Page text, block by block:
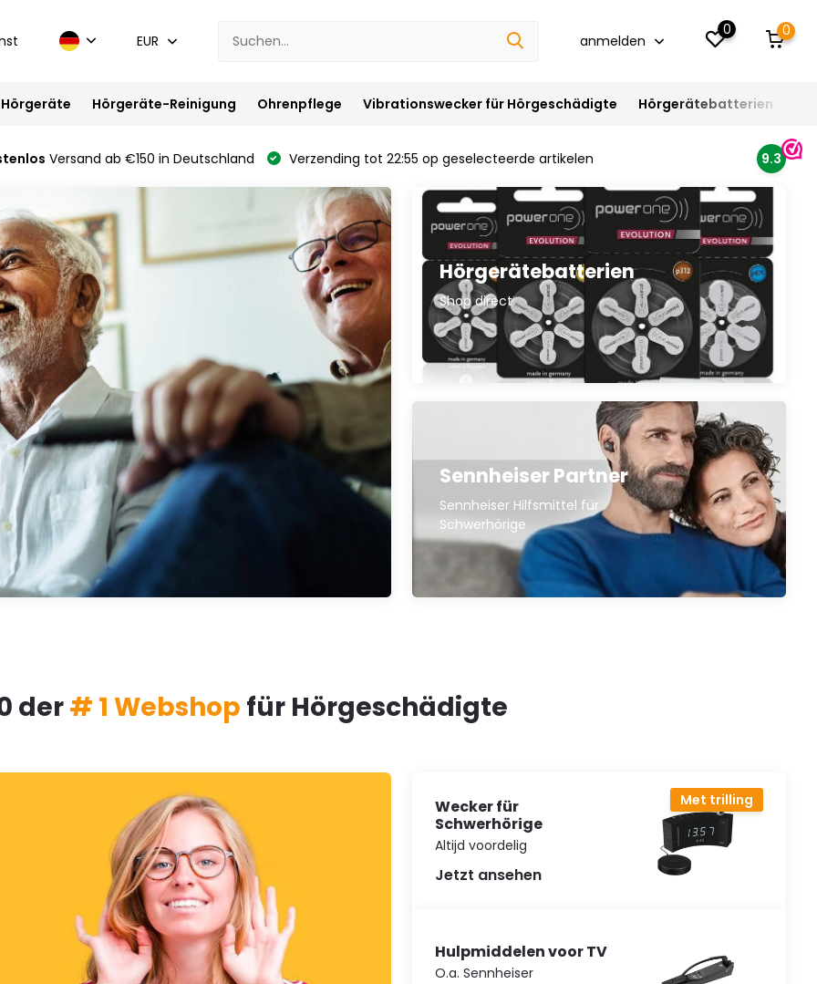
EUR anmelden
0 0
Hörgeräte-Reinigung Ohrenpflege Vibrationswecker für Hörgeschädigte Hörgerätebatterien
Versand ab €150 in Deutschland Verzending tot 22:55 op geselecteerde artikelen 9.3
Hörgerätebatterien
Shop direct
Sennheiser Partner
Sennheiser Hilfsmittel für
Schwerhörige
der# 1 Webshop für Hörgeschädigte
Wecker für
Schwerhörige
Altijd voordelig
Jetzt ansehen
Met trilling
Hulpmiddelen voor TV
O.a. Sennheiser